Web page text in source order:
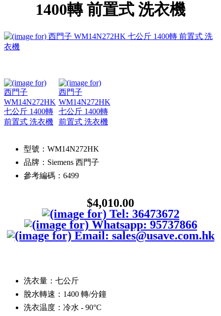
1400轉 前置式 洗衣機
型號：WM14N272HK
品牌：Siemens 西門子
參考編碼：6499
$4,010.00
洗衣量：七公斤
脫水轉速：1400 轉/分鐘
洗衣温度：冷水 - 90°C